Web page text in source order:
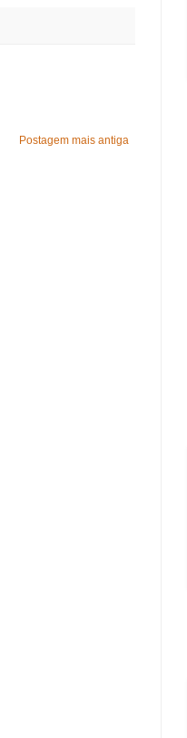
Postagem mais antiga